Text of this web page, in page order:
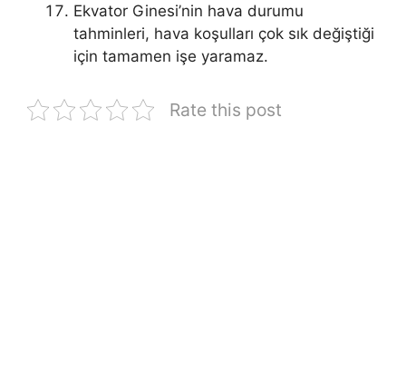
Ekvator Ginesi’nin hava durumu
tahminleri, hava koşulları çok sık değiştiği
için tamamen işe yaramaz.
Rate this post